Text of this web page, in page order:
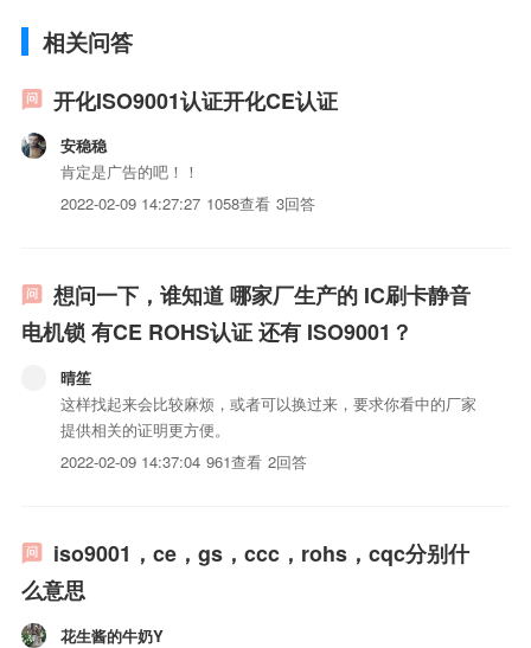
相关问答
开化ISO9001认证开化CE认证
安稳稳
肯定是广告的吧！！
2022-02-09 14:27:27 1058查看 3回答
想问一下，谁知道 哪家厂生产的 IC刷卡静音
电机锁 有CE ROHS认证 还有 ISO9001？
晴笙
这样找起来会比较麻烦，或者可以换过来，要求你看中的厂家
提供相关的证明更方便。
2022-02-09 14:37:04 961查看 2回答
iso9001，ce，gs，ccc，rohs，cqc分别什
么意思
花生酱的牛奶Y